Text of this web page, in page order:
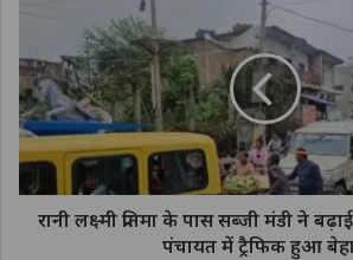
रानी लक्ष्मी प्रतिमा के पास सब्जी मंडी ने
पंचायत में ट्रैफिक हुआ